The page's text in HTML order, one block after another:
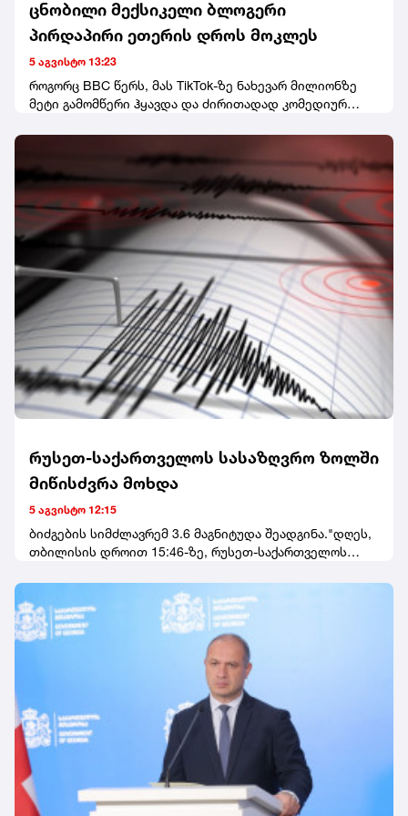
ცნობილი მექსიკელი ბლოგერი
პირდაპირი ეთერის დროს მოკლეს
5 აგვისტო 13:23
როგორც BBC წერს, მას TikTok-ზე ნახევარ მილიონზე
მეტი გამომწერი ჰყავდა და ძირითადად კომედიურ
პოლიციას ჯერჯერობით არავინ დაუკავებია.
ეჭვმიტანილები ადგილიდან მიიმალნენ.ცნობისთვის,
ეს მექსიკაში ინფლუენსერის მკვლელობის პირველი
შემთხვევა არ არის. გასულ წელს, 23 წლის ვალერია
მარკესი სილამაზის სალონში, TikTok-ზე პირდაპირი
ეთერის დროს მოკლეს.
რუსეთ-საქართველოს სასაზღვრო ზოლში
მიწისძვრა მოხდა
5 აგვისტო 12:15
ბიძგების სიმძლავრემ 3.6 მაგნიტუდა შეადგინა."დღეს,
თბილისის დროით 15:46-ზე, რუსეთ-საქართველოს
მიწისძვრა", - აღნიშნულია განცხადებაში.